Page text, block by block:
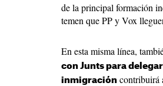
de la principal formación
temen que PP y Vox
En esta misma línea,
con Junts para
inmigración contribuirá